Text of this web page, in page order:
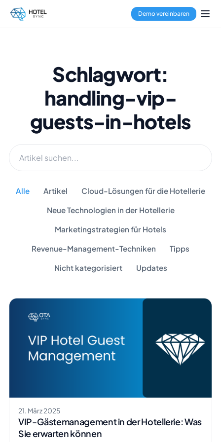
Demo vereinbaren
Schlagwort:
handling-vip-
guests-in-hotels
Alle Artikel Cloud-Lösungen für die Hotellerie
Neue Technologien in der Hotellerie
Marketingstrategien für Hotels
Revenue-Management-Techniken Tipps
Nicht kategorisiert Updates
21. März 2025
VIP-Gästemanagement in der Hotellerie: Was
Sie erwarten können